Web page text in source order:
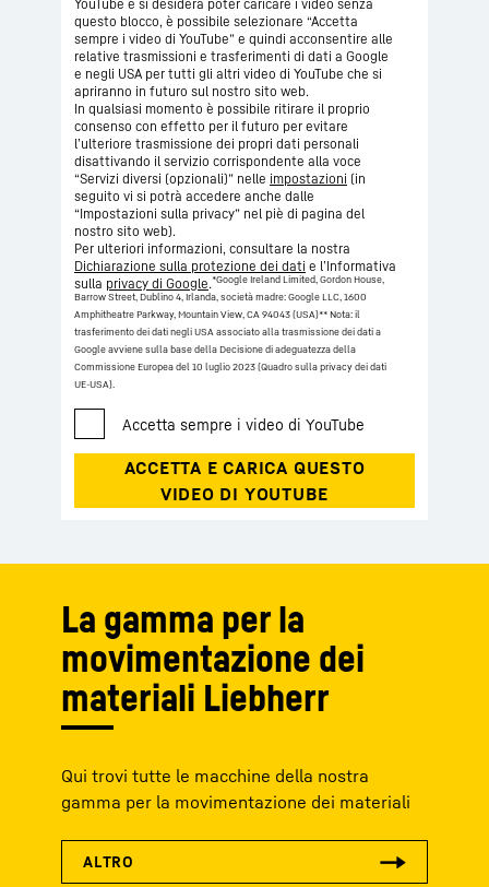
YouTube e si desidera poter caricare i video senza
questo blocco, è possibile selezionare “Accetta
sempre i video di YouTube” e quindi acconsentire alle
relative trasmissioni e trasferimenti di dati a Google
e negli USA per tutti gli altri video di YouTube che si
apriranno in futuro sul nostro sito web.
In qualsiasi momento è possibile ritirare il proprio
consenso con effetto per il futuro per evitare
l’ulteriore trasmissione dei propri dati personali
disattivando il servizio corrispondente alla voce
“Servizi diversi (opzionali)” nelle impostazioni (in
seguito vi si potrà accedere anche dalle
“Impostazioni sulla privacy” nel piè di pagina del
nostro sito web).
Per ulteriori informazioni, consultare la nostra
Dichiarazione sulla protezione dei dati e l’Informativa
sulla privacy di Google.*Google Ireland Limited, Gordon House,
Barrow Street, Dublino 4, Irlanda, società madre: Google LLC, 1600
Amphitheatre Parkway, Mountain View, CA 94043 (USA)** Nota: il
trasferimento dei dati negli USA associato alla trasmissione dei dati a
Google avviene sulla base della Decisione di adeguatezza della
Commissione Europea del 10 luglio 2023 (Quadro sulla privacy dei dati
UE-USA).
La gamma per la
movimentazione dei
materiali Liebherr
Qui trovi tutte le macchine della nostra
gamma per la movimentazione dei materiali